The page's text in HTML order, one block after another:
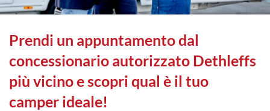
Prendi un appuntamento dal
concessionario autorizzato Dethleffs
più vicino e scopri qual è il tuo
camper ideale!